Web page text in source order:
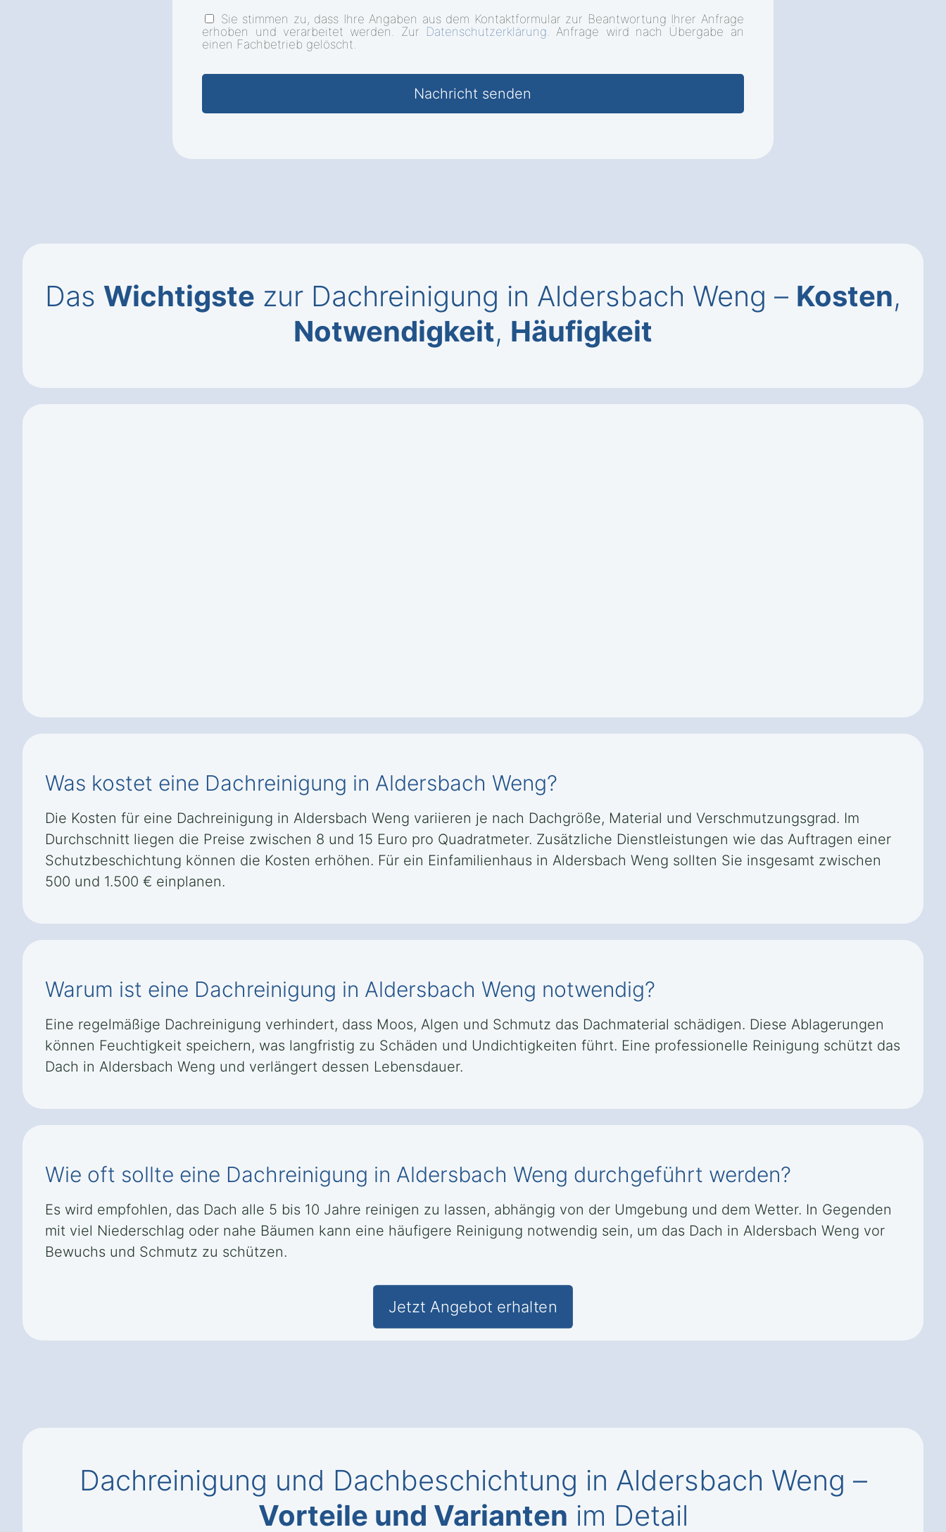
Sie stimmen zu, dass Ihre Angaben aus dem Kontaktformular zur Beantwortung Ihrer Anfrage
erhoben und verarbeitet werden. Zur Datenschutzerklärung. Anfrage wird nach Übergabe an
einen Fachbetrieb gelöscht.
Das Wichtigste zur Dachreinigung in Aldersbach Weng – Kosten,
Notwendigkeit, Häufigkeit
Was kostet eine Dachreinigung in Aldersbach Weng?
Die Kosten für eine Dachreinigung in Aldersbach Weng variieren je nach Dachgröße, Material und Verschmutzungsgrad. Im
Durchschnitt liegen die Preise zwischen 8 und 15 Euro pro Quadratmeter. Zusätzliche Dienstleistungen wie das Auftragen einer
Schutzbeschichtung können die Kosten erhöhen. Für ein Einfamilienhaus in Aldersbach Weng sollten Sie insgesamt zwischen
500 und 1.500 € einplanen.
Warum ist eine Dachreinigung in Aldersbach Weng notwendig?
Eine regelmäßige Dachreinigung verhindert, dass Moos, Algen und Schmutz das Dachmaterial schädigen. Diese Ablagerungen
können Feuchtigkeit speichern, was langfristig zu Schäden und Undichtigkeiten führt. Eine professionelle Reinigung schützt das
Dach in Aldersbach Weng und verlängert dessen Lebensdauer.
Wie oft sollte eine Dachreinigung in Aldersbach Weng durchgeführt werden?
Es wird empfohlen, das Dach alle 5 bis 10 Jahre reinigen zu lassen, abhängig von der Umgebung und dem Wetter. In Gegenden
mit viel Niederschlag oder nahe Bäumen kann eine häufigere Reinigung notwendig sein, um das Dach in Aldersbach Weng vor
Bewuchs und Schmutz zu schützen.
Jetzt Angebot erhalten
Dachreinigung und Dachbeschichtung in Aldersbach Weng –
Vorteile und Varianten im Detail